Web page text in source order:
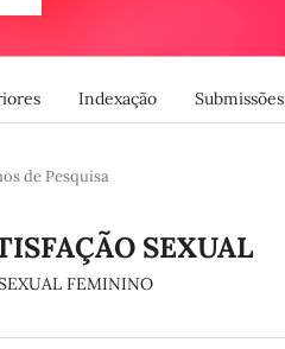
Indexação Submissões
de Pesquisa
SEXUAL
FEMININO